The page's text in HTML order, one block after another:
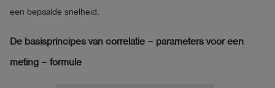
een bepaalde snelheid.
De basisprincipes van correlatie – parameters voor een
meting – formule